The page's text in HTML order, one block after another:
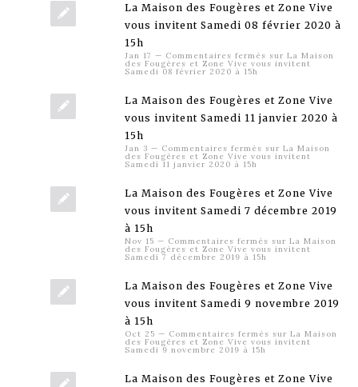
La Maison des Fougères et Zone Vive
vous invitent Samedi 08 février 2020 à
15h
Jan 17 — Commentaires fermés sur La Maison
des Fougères et Zone Vive vous invitent
Samedi 08 février 2020 à 15h
La Maison des Fougères et Zone Vive
vous invitent Samedi 11 janvier 2020 à
15h
Jan 3 — Commentaires fermés sur La Maison
des Fougères et Zone Vive vous invitent
Samedi 11 janvier 2020 à 15h
La Maison des Fougères et Zone Vive
vous invitent Samedi 7 décembre 2019
à 15h
Nov 15 — Commentaires fermés sur La Maison
des Fougères et Zone Vive vous invitent
Samedi 7 décembre 2019 à 15h
La Maison des Fougères et Zone Vive
vous invitent Samedi 9 novembre 2019
à 15h
Oct 25 — Commentaires fermés sur La Maison
des Fougères et Zone Vive vous invitent
Samedi 9 novembre 2019 à 15h
La Maison des Fougères et Zone Vive